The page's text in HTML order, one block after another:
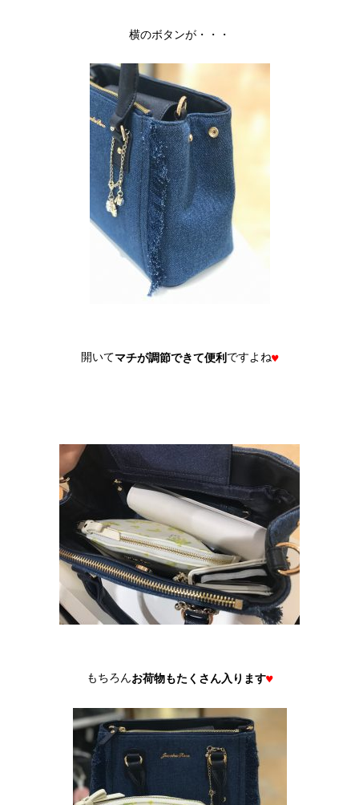
横のボタンが・・・
開いてマチが調節できて便利 ですよね♥
もちろんお荷物もたくさん入ります♥